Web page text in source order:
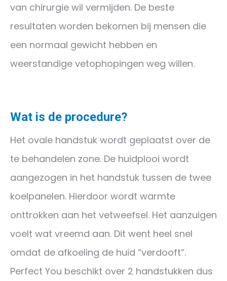
van chirurgie wil vermijden. De beste
resultaten worden bekomen bij mensen die
een normaal gewicht hebben en
weerstandige vetophopingen weg willen.
Wat is de procedure?
Het ovale handstuk wordt geplaatst over de
te behandelen zone. De huidplooi wordt
aangezogen in het handstuk tussen de twee
koelpanelen. Hierdoor wordt warmte
onttrokken aan het vetweefsel. Het aanzuigen
voelt wat vreemd aan. Dit went heel snel
omdat de afkoeling de huid “verdooft”.
Perfect You beschikt over 2 handstukken dus